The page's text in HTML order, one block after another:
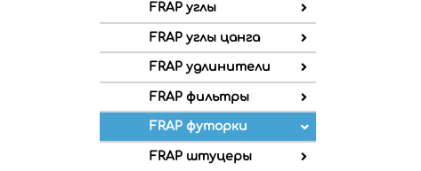
FRAP углы
FRAP углы цанга
FRAP удлинители
FRAP фильтры
FRAP футорки
FRAP штуцеры